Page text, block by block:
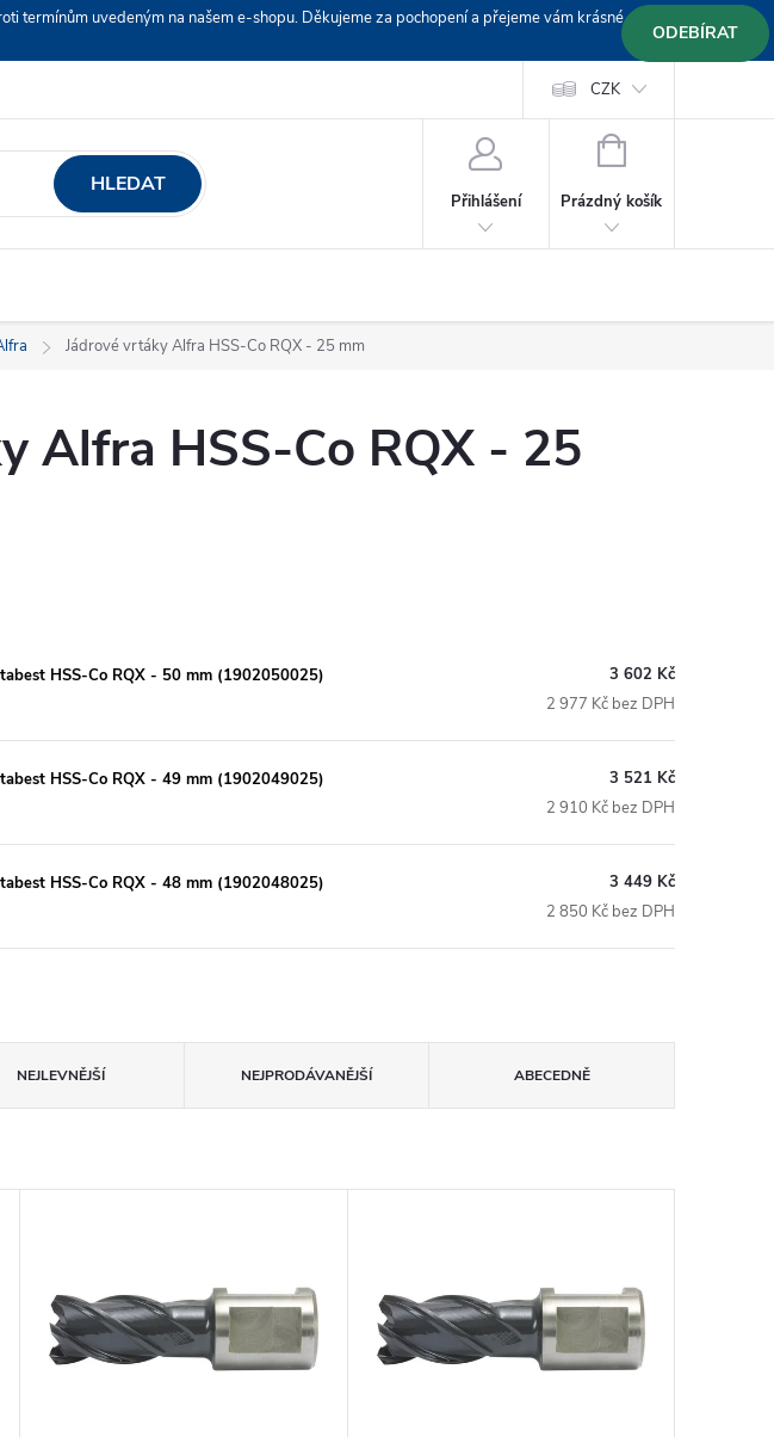
termínům uvedeným na našem e-shopu. Děkujeme za pochopení a přejeme vám krásné
Platba GoPay +420 603 319382
CZK
HLEDAT
Přihlášení
NÁKUPNÍ
Prázdný košík
Jádrové vrtáky Alfra HSS-Co RQX - 25 mm
ODEBÍRAT
Alfra HSS-Co RQX - 25
HSS-Co RQX - 50 mm (1902050025)
3 602 Kč
2 977 Kč bez DPH
HSS-Co RQX - 49 mm (1902049025)
3 521 Kč
2 910 Kč bez DPH
HSS-Co RQX - 48 mm (1902048025)
3 449 Kč
2 850 Kč bez DPH
NEJLEVNĚJŠÍ NEJPRODÁVANĚJŠÍ ABECEDNĚ